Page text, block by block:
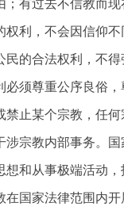
有过去不信教而
利，不会因信仰
的合法权利，不
须尊重公序良俗，
止某个宗教，任
宗教内部事务。国
和从事极端活动
国家法律范围内